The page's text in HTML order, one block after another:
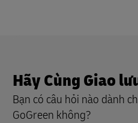
Hãy Cùng Giao
Bạn có câu hỏi nào dành
GoGreen không?